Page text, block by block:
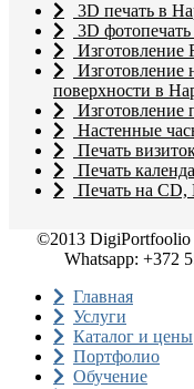
3D печать в
3D
Изготовление
Изготовление
поверхности в
Изготовление
Настенные
Печать
Печать
Печать на CD,
©2013 DigiPortfoolio
Whatsapp: +372
Главная
Услуги
Каталог и цены
Портфолио
Обучение